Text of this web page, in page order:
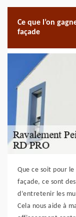
Ce que l’on
façade
Que ce soit pour
façade, ce sont
d’entretenir les
Cela nous aide à